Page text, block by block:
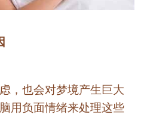
，也会对梦境产生巨大
用负面情绪来处理这些